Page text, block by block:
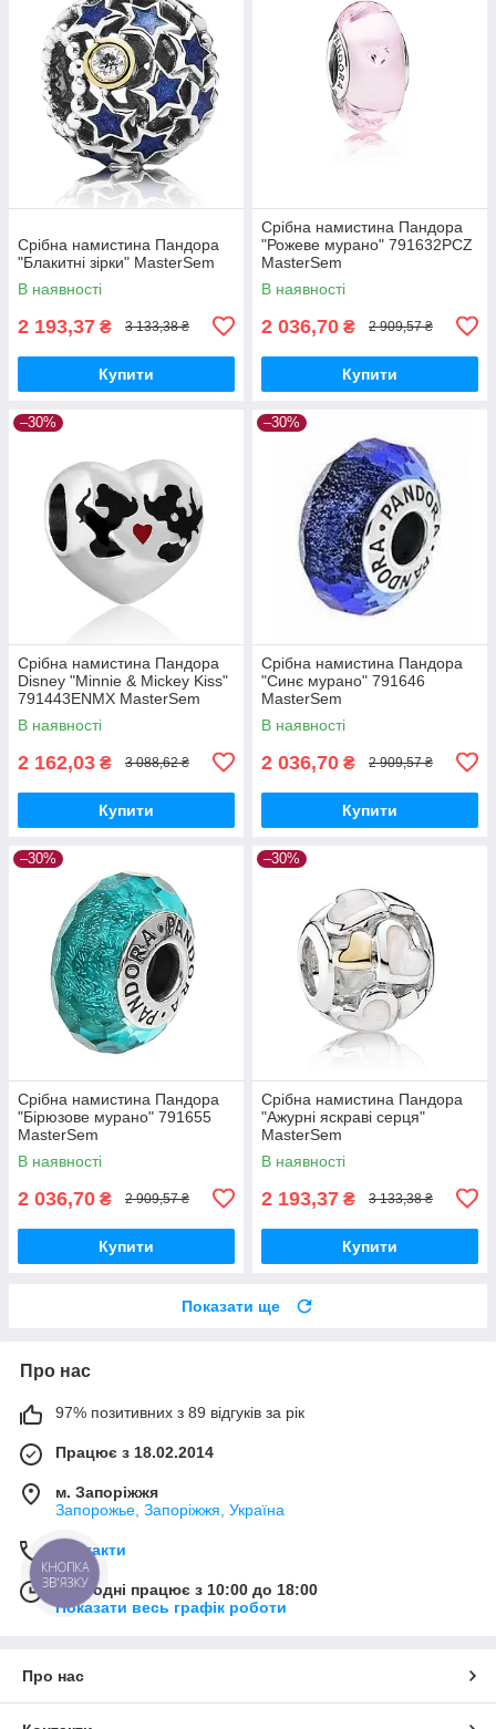
Срібна намистина Пандора
"Блакитні зірки" MasterSem
В наявності
2 193,37 ₴ 3 133,38 ₴
Купити
Срібна намистина Пандора
"Рожеве мурано" 791632PCZ
MasterSem
В наявності
2 036,70 ₴ 2 909,57 ₴
Купити
–30%
Срібна намистина Пандора
Disney "Minnie & Mickey Kiss"
791443ENMX MasterSem
В наявності
2 162,03 ₴ 3 088,62 ₴
Купити
–30%
Срібна намистина Пандора
"Синє мурано" 791646
MasterSem
В наявності
2 036,70 ₴ 2 909,57 ₴
Купити
–30%
Срібна намистина Пандора
"Бірюзове мурано" 791655
MasterSem
В наявності
2 036,70 ₴ 2 909,57 ₴
Купити
–30%
Срібна намистина Пандора
"Ажурні яскраві серця"
MasterSem
В наявності
2 193,37 ₴ 3 133,38 ₴
Купити
Показати ще
Про нас
97% позитивних з 89 відгуків за рік
Працює з 18.02.2014
м. Запоріжжя
Запорожье, Запоріжжя, Україна
Контакти
Сьогодні працює з 10:00 до 18:00
Показати весь графік роботи
Про нас
КНОПКА
ЗВ'ЯЗКУ